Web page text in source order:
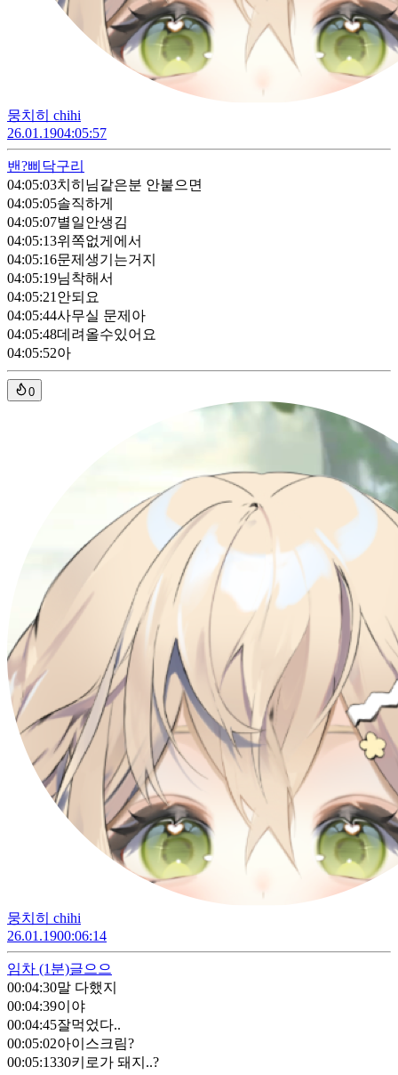
뭉치히 chihi
26.01.1904:05:57
밴?삐닥구리
04:05:03치히님같은분 안붙으면
04:05:05솔직하게
04:05:07별일안생김
04:05:13위쪽없게에서
04:05:16문제생기는거지
04:05:19님착해서
04:05:21 안되요
04:05:44사무실 문제아
04:05:48데려올수있어요
04:05:52아
0
뭉치히 chihi
26.01.1900:06:14
임차 (1분)글으으
00:04:30말 다했지
00:04:39이야
00:04:45잘먹었다..
00:05:02아이스크림?
00:05:1330키로가 돼지..?